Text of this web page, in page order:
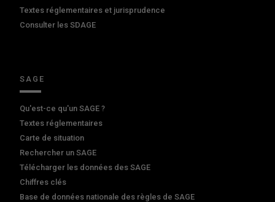
Textes réglementaires et jurisprudence
Consulter les SDAGE
SAGE
Qu'est-ce qu'un SAGE ?
Textes réglementaires
Carte de situation
Rechercher un SAGE
Télécharger les données des SAGE
Chiffres clés
Base de données nationale des règles de SAGE